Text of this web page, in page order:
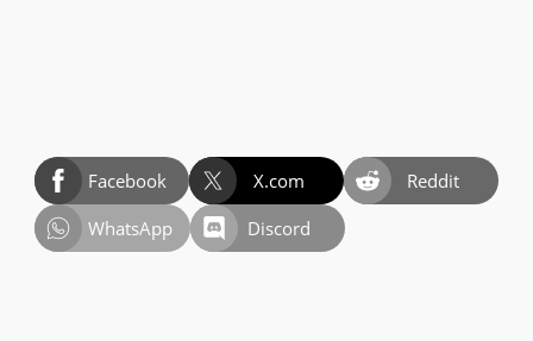
Facebook X.com
Reddit
WhatsApp
Discord